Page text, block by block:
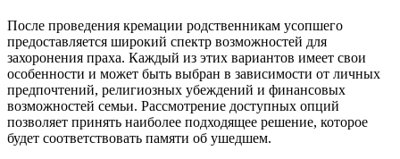
После проведения кремации родственникам усопшего
предоставляется широкий спектр возможностей для
захоронения праха. Каждый из этих вариантов имеет свои
особенности и может быть выбран в зависимости от личных
предпочтений, религиозных убеждений и финансовых
возможностей семьи. Рассмотрение доступных опций
позволяет принять наиболее подходящее решение, которое
будет соответствовать памяти об ушедшем.